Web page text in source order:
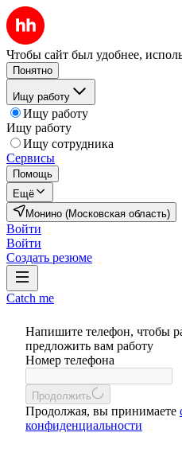
Чтобы сайт был удобнее,
Понятно
Ищу работу
Ищу работу
Ищу работу
Ищу сотрудника
Сервисы
Помощь
Ещё
Монино (Московская область)
Войти
Войти
Создать резюме
Catch me
Напишите телефон, чтобы
предложить вам работу
Номер телефона
Продолжить
Продолжая, вы принимаете
конфиденциальности